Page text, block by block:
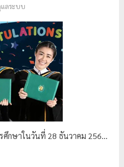
ลระบบ
ศึกษาในวันที่ 28 ธันวาคม 256…